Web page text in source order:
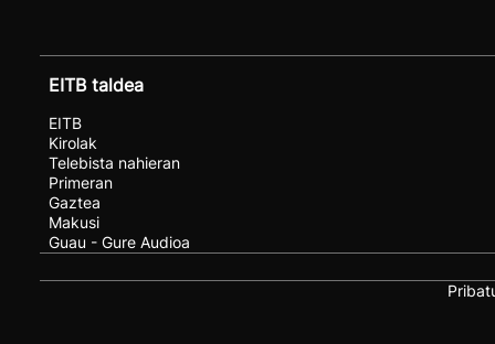
EITB taldea
EITB
Kirolak
Telebista nahieran
Primeran
Gaztea
Makusi
Guau - Gure Audioa